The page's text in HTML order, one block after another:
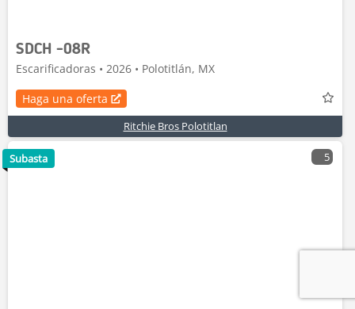
SDCH -08R
Escarificadoras • 2026 • Polotitlán, MX
Haga una oferta
Ritchie Bros Polotitlan
5
Subasta